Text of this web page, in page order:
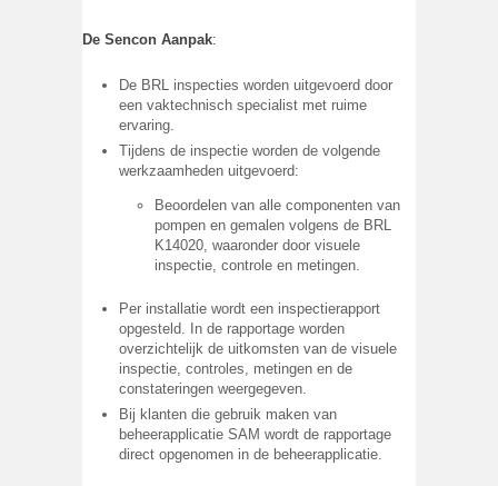
De Sencon Aanpak:
De BRL inspecties worden uitgevoerd door
een vaktechnisch specialist met ruime
ervaring.
Tijdens de inspectie worden de volgende
werkzaamheden uitgevoerd:
Beoordelen van alle componenten van
pompen en gemalen volgens de BRL
K14020, waaronder door visuele
inspectie, controle en metingen.
Per installatie wordt een inspectierapport
opgesteld. In de rapportage worden
overzichtelijk de uitkomsten van de visuele
inspectie, controles, metingen en de
constateringen weergegeven.
Bij klanten die gebruik maken van
beheerapplicatie SAM wordt de rapportage
direct opgenomen in de beheerapplicatie.